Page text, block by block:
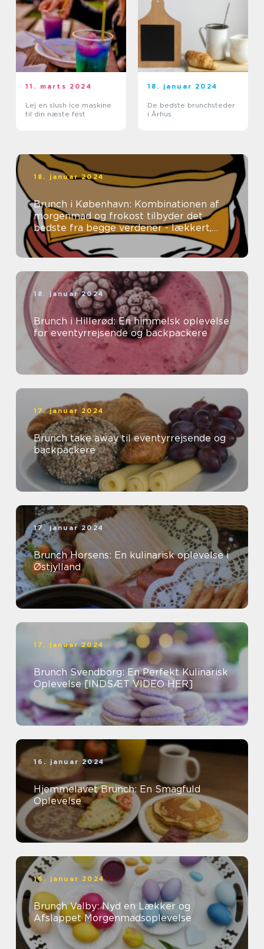
11. marts 2024
Lej en slush ice maskine
til din næste fest
18. januar 2024
De bedste brunchsteder
i Århus
18. januar 2024
Brunch i København: Kombinationen af
morgenmad og frokost tilbyder det
bedste fra begge verdener - lækkert,
tilfredsstillende mad uden en fastlagt
spi...
18. januar 2024
Brunch i Hillerød: En himmelsk oplevelse
for eventyrrejsende og backpackere
17. januar 2024
Brunch take away til eventyrrejsende og
backpackere
17. januar 2024
Brunch Horsens: En kulinarisk oplevelse i
Østjylland
17. januar 2024
Brunch Svendborg: En Perfekt Kulinarisk
Oplevelse [INDSÆT VIDEO HER]
16. januar 2024
Hjemmelavet Brunch: En Smagfuld
Oplevelse
16. januar 2024
Brunch Valby: Nyd en Lækker og
Afslappet Morgenmadsoplevelse